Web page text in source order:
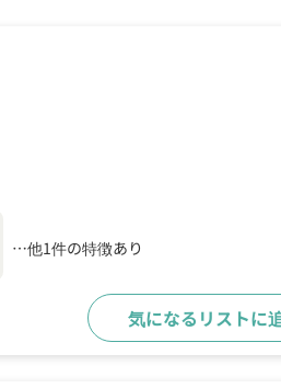
…他1件の特徴あり
気になるリストに